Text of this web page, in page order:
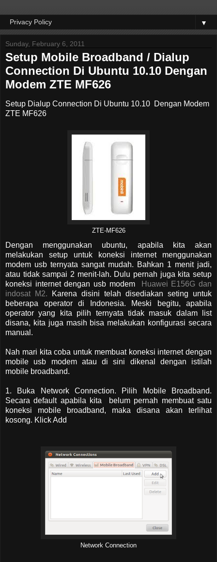
▼
Sunday, February 6, 2011
Setup Mobile Broadband / Dialup
Connection Di Ubuntu 10.10 Dengan
Modem ZTE MF626
Setup Dialup Connection Di Ubuntu 10.10 Dengan Modem
ZTE MF626
ZTE-MF626
Dengan menggunakan ubuntu, apabila kita akan
melakukan setup untuk koneksi internet menggunakan
modem usb ternyata sangat mudah. Bahkan 1 menit jadi,
atau tidak sampai 2 menit-lah. Dulu pernah juga kita setup
koneksi internet dengan usb modem
Huawei E156G dan
indosat M2. Karena disini telah disediakan seting untuk
beberapa operator di Indonesia. Meski begitu, apabila
operator yang kita pilih ternyata tidak masuk dalam list
disana, kita juga masih bisa melakukan konfigurasi secara
manual.
Nah mari kita coba untuk membuat koneksi internet dengan
mobile usb modem atau di sini dikenal dengan istilah
mobile broadband.
1. Buka Network Connection. Pilih Mobile Broadband.
Secara default apabila kita belum pernah membuat satu
koneksi mobile broadband, maka disana akan terlihat
kosong. Klick Add
Network Connection